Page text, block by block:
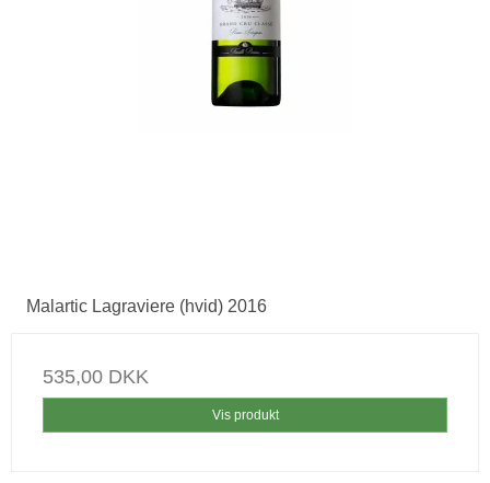
Malartic Lagraviere (hvid) 2016
535,00 DKK
Vis produkt